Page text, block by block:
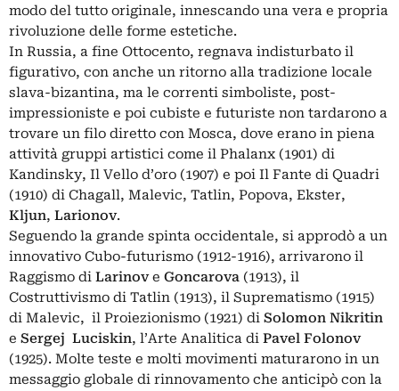
modo del tutto originale, innescando una vera e propria
rivoluzione delle forme estetiche.
In Russia, a fine Ottocento, regnava indisturbato il
figurativo, con anche un ritorno alla tradizione locale
slava-bizantina, ma le correnti simboliste, post-
impressioniste e poi cubiste e futuriste non tardarono a
trovare un filo diretto con Mosca, dove erano in piena
attività gruppi artistici come il Phalanx (1901) di
Kandinsky, Il Vello d’oro (1907) e poi Il Fante di Quadri
(1910) di Chagall, Malevic, Tatlin, Popova, Ekster,
Kljun, Larionov.
Seguendo la grande spinta occidentale, si approdò a un
innovativo Cubo-futurismo (1912-1916), arrivarono il
Raggismo di Larinove Goncarova (1913), il
Costruttivismo di Tatlin (1913), il Suprematismo (1915)
di Malevic, il Proiezionismo (1921) di Solomon Nikritin
e Sergej Luciskin, l’Arte Analitica di Pavel Folonov
(1925). Molte teste e molti movimenti maturarono in un
messaggio globale di rinnovamento che anticipò con la